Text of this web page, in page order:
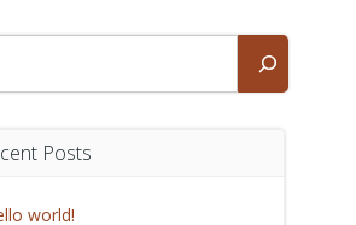
Posts
world!